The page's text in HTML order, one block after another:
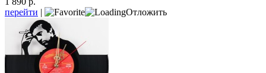
перейти | Отложить